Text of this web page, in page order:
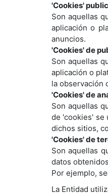
'Cookies'
Son aquellas
aplicación o
anuncios.
'Cookies' de
Son aquellas
aplicación o
la observación
'Cookies' de
Son aquellas
de 'cookies' se
dichos sitios,
'Cookies' de
Son aquellas
datos
Por ejemplo,
La Entidad